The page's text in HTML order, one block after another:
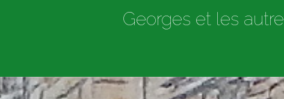
Georges et les